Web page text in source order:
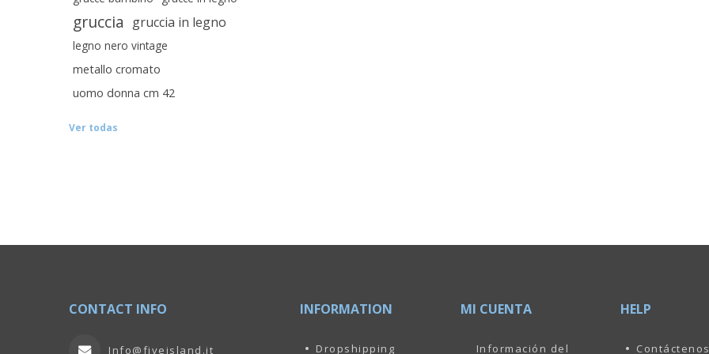
gruccia gruccia in legno
legno nero vintage
metallo cromato
uomo donna cm 42
Ver todas
CONTACT INFO
Info@fiveisland.it
INFORMATION
Dropshipping
MI CUENTA
Información del
HELP